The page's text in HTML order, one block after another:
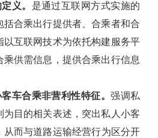
义。 是通过互联网方式实施的
合乘出行提供者、合乘者和合
以互联网技术为依托构建服务平
乘供需信息，提供合乘出行信息
车合乘非营利性特征。强调私
为目的相关表述，突出私人小客
从而与道路运输经营行为区分开